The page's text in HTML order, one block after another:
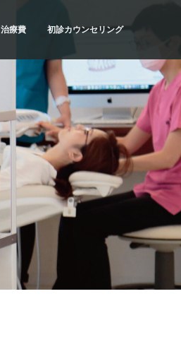
治療費
治療費・お支払方法
医療費控除について
初診カウンセリング
初診カウンセリングの内容
初診カウンセリングの予約